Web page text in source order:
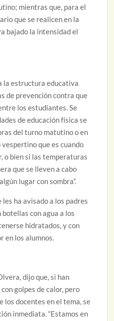
mientras que, para el
que se realicen en la
bajado la intensidad el
la estructura educativa
de prevención contra que
los estudiantes. Se
de educación física se
del turno matutino o en
que es cuando
o bien si las temperaturas
que se lleven a cabo
lugar con sombra”.
ha avisado a los padres
con agua a los
hidratados, y con
en los alumnos.
dijo que, si han
golpes de calor, pero
los docentes en el tema, se
inmediata. “Estamos en